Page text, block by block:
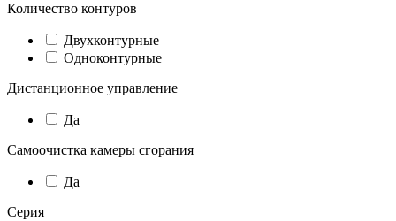
Количество контуров
Двухконтурные
Одноконтурные
Дистанционное управление
Да
Самоочистка камеры сгорания
Да
Серия